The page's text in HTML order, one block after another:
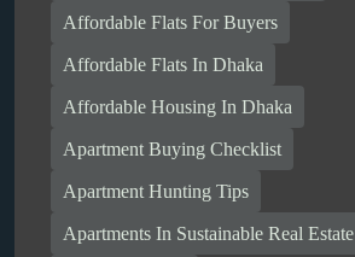
Affordable Flats For Buyers
Affordable Flats In Dhaka
Affordable Housing In Dhaka
Apartment Buying Checklist
Apartment Hunting Tips
Apartments In Sustainable Real Estate